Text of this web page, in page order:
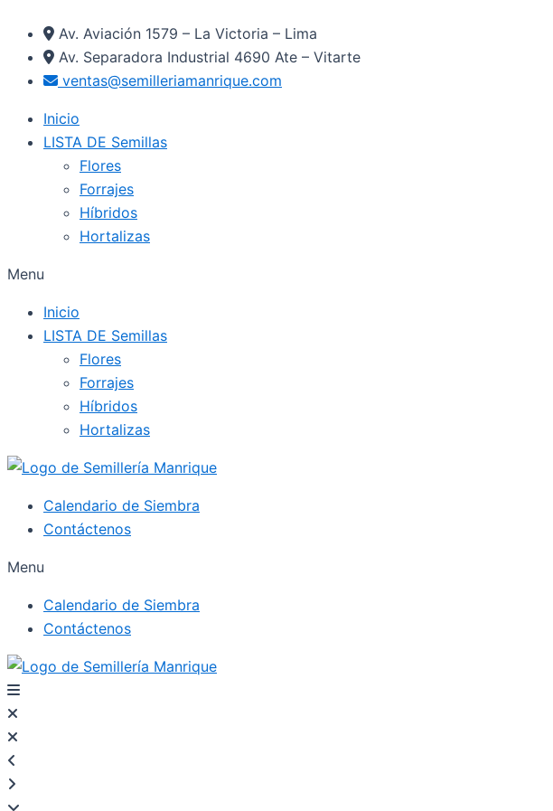
contenido
Av. Aviación 1579 – La Victoria – Lima
Av. Separadora Industrial 4690 Ate – Vitarte
ventas@semilleriamanrique.com
Inicio
LISTA DE Semillas
Flores
Forrajes
Híbridos
Hortalizas
Menu
Inicio
LISTA DE Semillas
Flores
Forrajes
Híbridos
Hortalizas
Calendario de Siembra
Contáctenos
Menu
Calendario de Siembra
Contáctenos